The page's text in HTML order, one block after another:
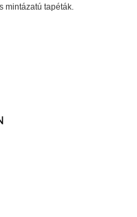
mintázatú tapéták.